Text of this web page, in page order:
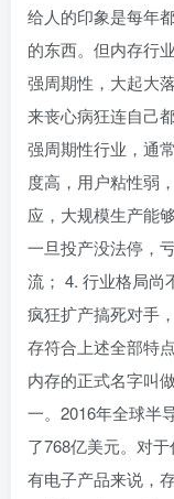
给人的印象是每年
的东西。但内存行
强周期性，大起大
来丧心病狂连自己
强周期性行业，通
度高，用户粘性弱
应，大规模生产能
一旦投产没法停，
流； 4. 行业格局尚
疯狂扩产搞死对手
存符合上述全部特点
内存的正式名字叫
一。2016年全球半
了768亿美元。对
有电子产品来说，